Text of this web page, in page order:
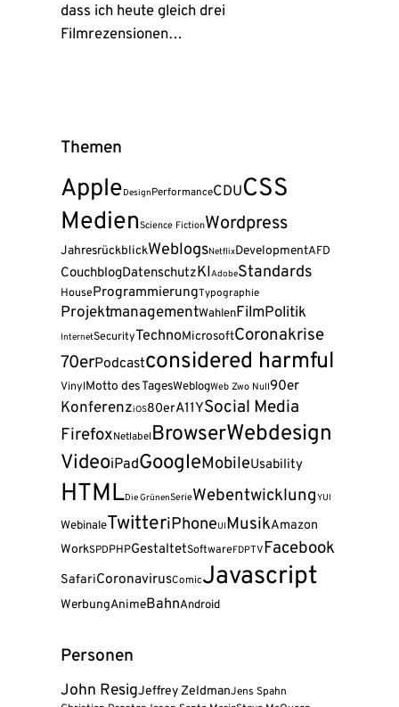
dass ich heute gleich drei
Filmrezensionen…
Themen
AppleDesignPerformanceCDUCSS
MedienScience FictionWordpress
JahresrückblickWeblogsNetflixDevelopmentAFD
CouchblogDatenschutzKIAdobeStandards
HouseProgrammierungTypographie
ProjektmanagementWahlenFilmPolitik
InternetSecurityTechnoMicrosoftCoronakrise
70erPodcastconsidered harmful
VinylMotto des TagesWeblogWeb Zwo Null90er
KonferenziOS80erA11YSocial Media
FirefoxNetlabel BrowserWebdesign
VideoiPadGoogleMobileUsability
HTMLDie GrünenSerieWebentwicklungYUI
WebinaleTwitteriPhoneUIMusikAmazon
WorkSPDPHPGestaltetSoftwareFDPTVFacebook
SafariCoronavirusComicJavascript
WerbungAnimeBahnAndroid
Personen
John ResigJeffrey ZeldmanJens Spahn